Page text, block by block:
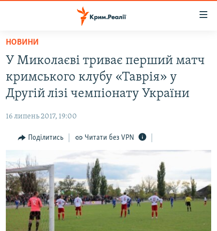
Перейти
основного
матеріалу
Перейти
до
основної
Перейти
пошуку
ВІДЕО ТА ФОТО
БЛОГИ
ПОГЛЯД
ІНТЕРВ'Ю
ВСЕ ЗА ДЕНЬ
СПЕЦПРОЕКТИ
ДЕПОРТАЦІЯ
ВІДЕОУРОКИ «ELIFBE»
ЯК ОБІЙТИ БЛОКУВАННЯ
НОВИНИ
У Миколаєві триває перший матч
кримського клубу «Таврія» у
Другій лізі чемпіонату України
16 липень 2017, 19:00
Поділитись Читати без VPN